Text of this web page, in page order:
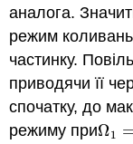
аналога.
режим коливань
частинку.
приводячи її
спочатку, до
режиму приΩ1 =
Ω1 =